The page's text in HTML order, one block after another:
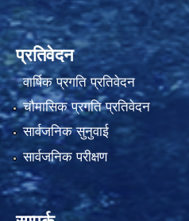
प्रतिवेदन
वार्षिक प्रगति प्रतिवेदन
चौमासिक प्रगति प्रतिवेदन
सार्वजनिक सुनुवाई
सार्वजनिक परीक्षण